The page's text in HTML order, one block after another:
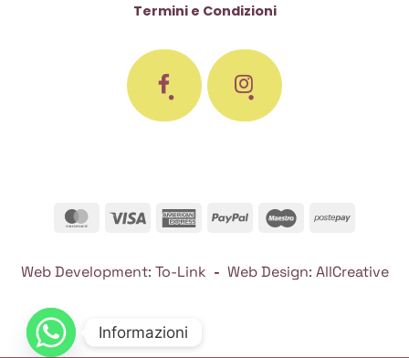
Termini e Condizioni
MasterCard
Visa
AmericanPayPal Maestro
Web Development: To-Link - Web Design: AllCreative
Informazioni